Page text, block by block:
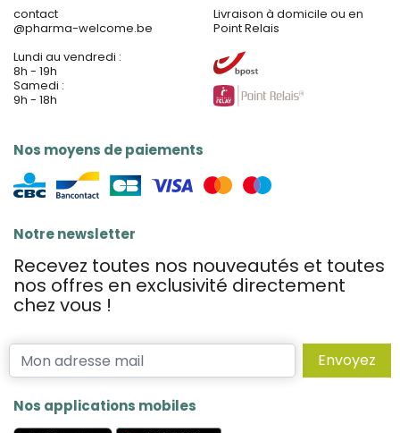
contact
@pharma-welcome.be
Lundi au vendredi :
8h - 19h
Samedi :
9h - 18h
Nos moyens de paiements
Livraison à domicile ou en
Point Relais
Notre newsletter
Recevez toutes nos nouveautés et toutes
nos offres en exclusivité directement
chez vous !
Envoyez
Nos applications mobiles